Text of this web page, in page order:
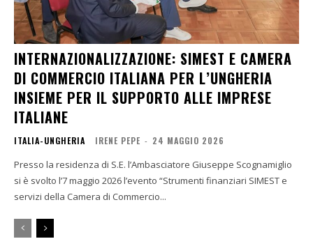
INTERNAZIONALIZZAZIONE: SIMEST E CAMERA
DI COMMERCIO ITALIANA PER L’UNGHERIA
INSIEME PER IL SUPPORTO ALLE IMPRESE
ITALIANE
ITALIA-UNGHERIA IRENE PEPE - 24 MAGGIO 2026
Presso la residenza di S.E. l’Ambasciatore Giuseppe Scognamiglio
si è svolto l’7 maggio 2026 l’evento “Strumenti finanziari SIMEST e
servizi della Camera di Commercio...